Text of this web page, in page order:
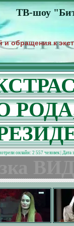
ТВ-шоу
и обращения к
онлайн: 2 557 человек |